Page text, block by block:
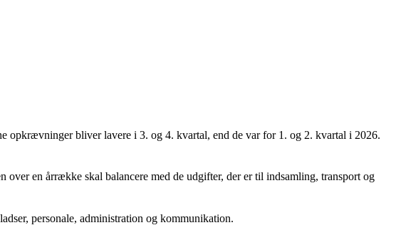
opkrævninger bliver lavere i 3. og 4. kvartal, end de var for 1. og 2. kvartal i 2026.
en årrække skal balancere med de udgifter, der er til indsamling, transport og
personale, administration og kommunikation.